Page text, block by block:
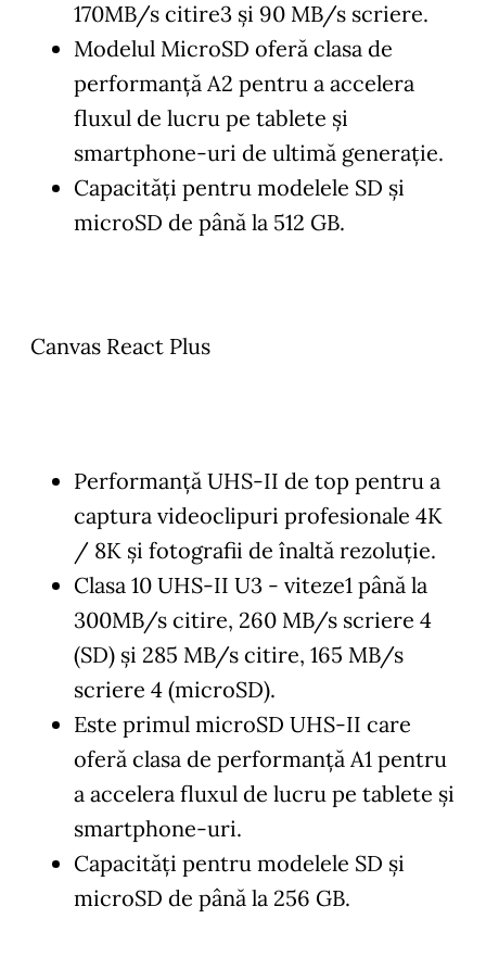
170MB/s citire3 și 90 MB/s scriere.
Modelul MicroSD oferă clasa de
performanță A2 pentru a accelera
fluxul de lucru pe tablete și
smartphone-uri de ultimă generație.
Capacități pentru modelele SD și
microSD de până la 512 GB.
Canvas React Plus
Performanță UHS-II de top pentru a
captura videoclipuri profesionale 4K
/ 8K și fotografii de înaltă rezoluție.
Clasa 10 UHS-II U3 ​​- viteze1 până la
300MB/s citire, 260 MB/s scriere 4
(SD) și 285 MB/s citire, 165 MB/s
scriere 4 (microSD).
Este primul microSD UHS-II care
oferă clasa de performanță A1 pentru
a accelera fluxul de lucru pe tablete și
smartphone-uri.
Capacități pentru modelele SD și
microSD de până la 256 GB.